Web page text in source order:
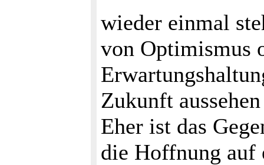
wieder einmal
von Optimismus
Zukunft
Eher ist das
die Hoffnung auf